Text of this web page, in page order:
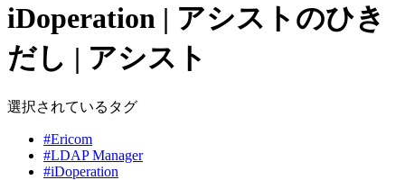
iDoperation | アシストのひき
だし | アシスト
選択されているタグ
#Ericom
#LDAP Manager
#iDoperation